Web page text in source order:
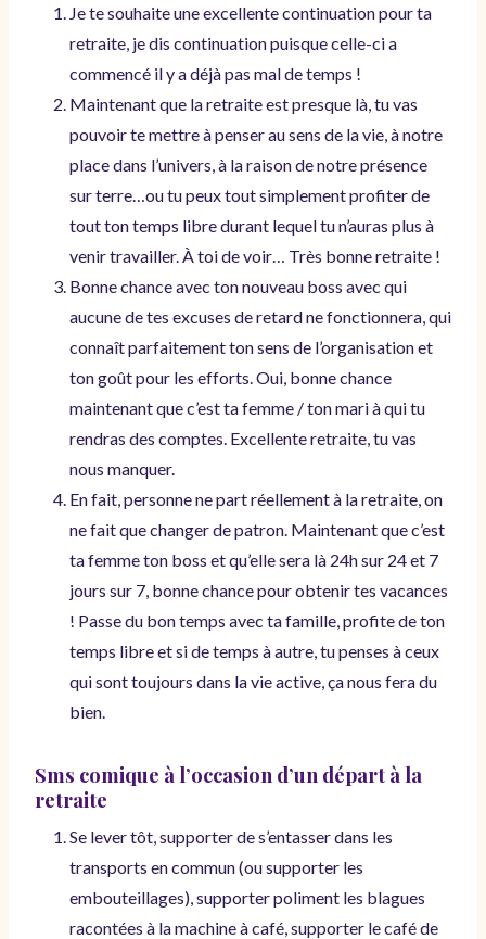
Je te souhaite une excellente continuation pour ta
retraite, je dis continuation puisque celle-ci a
commencé il y a déjà pas mal de temps !
Maintenant que la retraite est presque là, tu vas
pouvoir te mettre à penser au sens de la vie, à notre
place dans l’univers, à la raison de notre présence
sur terre…ou tu peux tout simplement profiter de
tout ton temps libre durant lequel tu n’auras plus à
venir travailler. À toi de voir… Très bonne retraite !
Bonne chance avec ton nouveau boss avec qui
aucune de tes excuses de retard ne fonctionnera, qui
connaît parfaitement ton sens de l’organisation et
ton goût pour les efforts. Oui, bonne chance
maintenant que c’est ta femme / ton mari à qui tu
rendras des comptes. Excellente retraite, tu vas
nous manquer.
En fait, personne ne part réellement à la retraite, on
ne fait que changer de patron. Maintenant que c’est
ta femme ton boss et qu’elle sera là 24h sur 24 et 7
jours sur 7, bonne chance pour obtenir tes vacances
! Passe du bon temps avec ta famille, profite de ton
temps libre et si de temps à autre, tu penses à ceux
qui sont toujours dans la vie active, ça nous fera du
bien.
Sms comique à l’occasion d’un départ à la
retraite
Se lever tôt, supporter de s’entasser dans les
transports en commun (ou supporter les
embouteillages), supporter poliment les blagues
racontées à la machine à café, supporter le café de